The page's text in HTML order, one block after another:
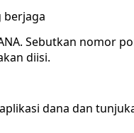
berjaga
Sebutkan nomor
diisi.
dana dan